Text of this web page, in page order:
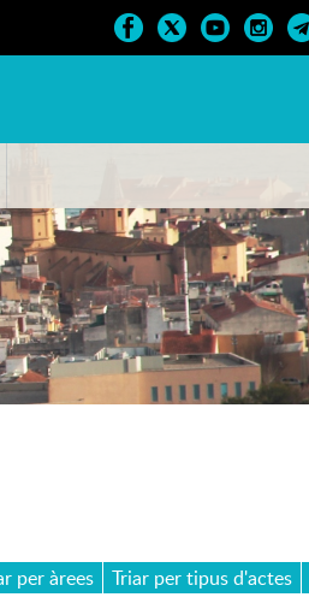
per àrees Triar per tipus d'actes